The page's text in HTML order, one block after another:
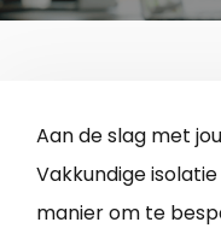
Aan de slag met
Vakkundige
manier om te